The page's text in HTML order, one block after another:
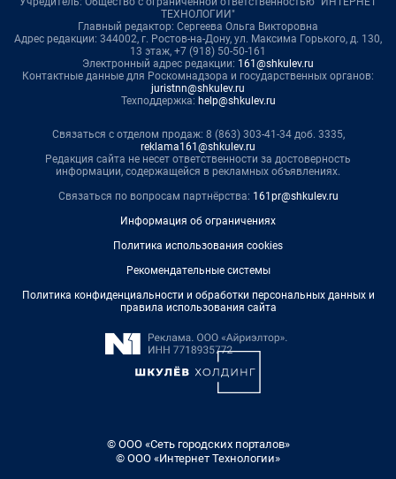
ТЕХНОЛОГИИ"
Главный редактор: Сергеева Ольга Викторовна
Адрес редакции: 344002, г. Ростов-на-Дону, ул. Максима Горького, д. 130,
13 этаж, +7 (918) 50-50-161
Электронный адрес редакции: 161@shkulev.ru
Контактные данные для Роскомнадзора и государственных органов:
juristnn@shkulev.ru
Техподдержка: help@shkulev.ru
Связаться с отделом продаж: 8 (863) 303-41-34 доб. 3335,
reklama161@shkulev.ru
Редакция сайта не несет ответственности за достоверность
информации, содержащейся в рекламных объявлениях.
Связаться по вопросам партнёрства: 161pr@shkulev.ru
Информация об ограничениях
Политика использования cookies
Рекомендательные системы
Политика конфиденциальности и обработки персональных данных и
правила использования сайта
© ООО «Сеть городских порталов»
© ООО «Интернет Технологии»